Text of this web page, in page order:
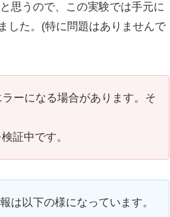
思うので、この実験では手元に
した。(特に問題はありませんで
ーになる場合があります。そ
証中です。
は以下の様になっています。